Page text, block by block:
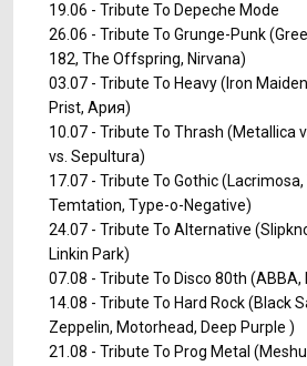
19.06 - Tribute To Depeche Mode
26.06 - Tribute To Grunge-Punk
182, The Offspring, Nirvana)
03.07 - Tribute To Heavy (Iron
Prist, Ария)
10.07 - Tribute To Thrash (Metallica
vs. Sepultura)
17.07 - Tribute To Gothic
Temtation, Type-o-Negative)
24.07 - Tribute To Alternative
Linkin Park)
07.08 - Tribute To Disco 80th
14.08 - Tribute To Hard Rock (Black
Zeppelin, Motorhead, Deep Purple )
21.08 - Tribute To Prog Metal